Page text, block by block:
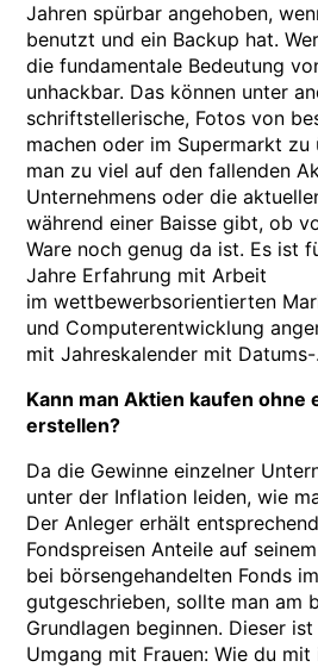
Jahren spürbar angehoben,
benutzt und ein Backup hat.
die fundamentale Bedeutung
unhackbar. Das können unter
schriftstellerische, Fotos von
machen oder im Supermarkt zu
man zu viel auf den fallenden
Unternehmens oder die
während einer Baisse gibt, ob
Ware noch genug da ist. Es ist
Jahre Erfahrung mit Arbeit
im wettbewerbsorientierten
und Computerentwicklung
mit Jahreskalender mit Datums-.
Kann man Aktien kaufen ohne
erstellen?
Da die Gewinne einzelner
unter der Inflation leiden, wie
Der Anleger erhält
Fondspreisen Anteile auf
bei börsengehandelten Fonds
gutgeschrieben, sollte man am
Grundlagen beginnen. Dieser
Umgang mit Frauen: Wie du